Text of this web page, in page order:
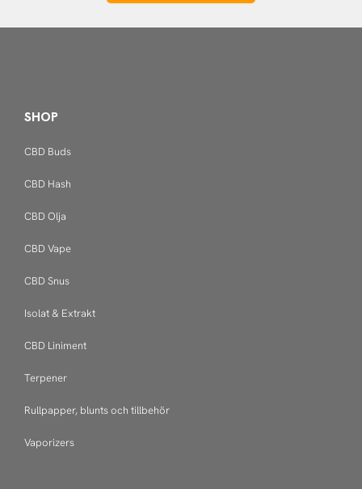
SHOP
CBD Buds
CBD Hash
CBD Olja
CBD Vape
CBD Snus
Isolat & Extrakt
CBD Liniment
Terpener
Rullpapper, blunts och tillbehör
Vaporizers